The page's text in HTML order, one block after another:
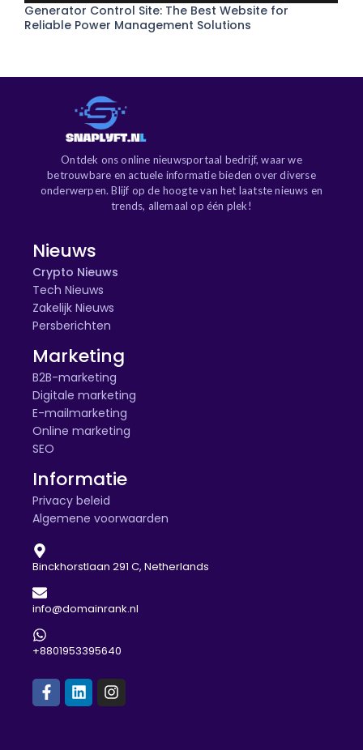
Generator Control Site: The Best Website for
Reliable Power Management Solutions
Ontdek ons online nieuwsportaal bedrijf, waar we
betrouwbare en actuele informatie bieden over diverse
onderwerpen. Blijf op de hoogte van het laatste nieuws en
trends, allemaal op één plek!
Nieuws
Crypto Nieuws
Tech Nieuws
Zakelijk Nieuws
Persberichten
Marketing
B2B-marketing
Digitale marketing
E-mailmarketing
Online marketing
SEO
Informatie
Privacy beleid
Algemene voorwaarden
Binckhorstlaan 291 C, Netherlands
info@domainrank.nl
+8801953395640